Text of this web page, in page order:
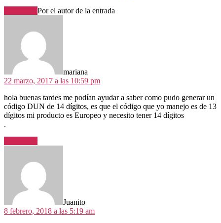
Por el autor de la entrada
mariana
22 marzo, 2017 a las 10:59 pm
hola buenas tardes me podían ayudar a saber como pudo generar un
código DUN de 14 dígitos, es que el código que yo manejo es de 13
dígitos mi producto es Europeo y necesito tener 14 dígitos
.
Juanito
8 febrero, 2018 a las 5:19 am